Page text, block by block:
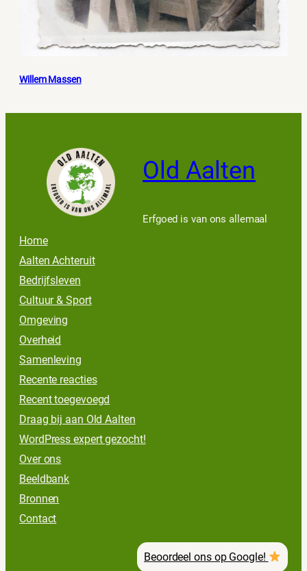
Willem Massen
Old Aalten
Erfgoed is van ons allemaal
Home
Aalten Achteruit
Bedrijfsleven
Cultuur & Sport
Omgeving
Overheid
Samenleving
Recente reacties
Recent toegevoegd
Draag bij aan Old Aalten
WordPress expert gezocht!
Over ons
Beeldbank
Bronnen
Contact
Beoordeel ons op Google!